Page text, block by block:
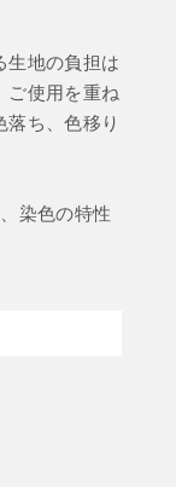
生地の負担は
ご使用を重ね
ち、色移り
染色の特性